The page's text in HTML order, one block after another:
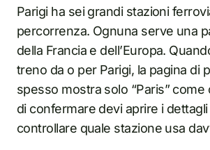
Parigi ha sei grandi stazioni
percorrenza. Ognuna serve una
della Francia e dell’Europa.
treno da o per Parigi, la pagina di
spesso mostra solo “Paris” come
di confermare devi aprire i
controllare quale stazione usa